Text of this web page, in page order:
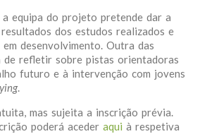
equipa do projeto pretende dar a
dos estudos realizados e
desenvolvimento. Outra das
de refletir sobre pistas orientadoras
futuro e à intervenção com jovens
.
mas sujeita a inscrição prévia.
poderá aceder aqui à respetiva